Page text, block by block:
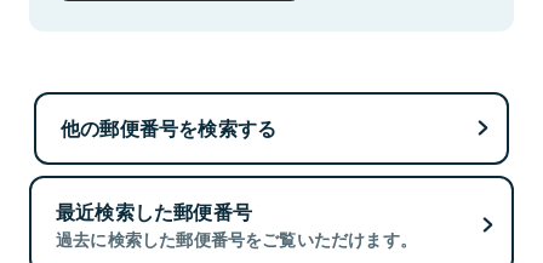
他の郵便番号を検索する
最近検索した郵便番号
過去に検索した郵便番号をご覧いただけます。